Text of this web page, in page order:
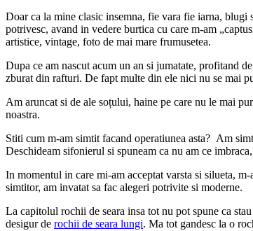
Doar ca la mine clasic insemna, fie vara fie iarna,
potrivesc, avand in vedere burtica cu care m-am
artistice, vintage, foto de mai mare frumusetea.
Dupa ce am nascut acum un an si jumatate, profitand
zburat din rafturi. De fapt multe din ele nici nu se mai
Am aruncat si de ale soțului, haine pe care nu le mai
noastra.
Stiti cum m-am simtit facand operatiunea asta? Am
Deschideam sifonierul si spuneam ca nu am ce
In momentul in care mi-am acceptat varsta si silueta,
simtitor, am invatat sa fac alegeri potrivite si moderne.
La capitolul rochii de seara insa tot nu pot spune ca
desigur de rochii de seara lungi. Ma tot gandesc la o